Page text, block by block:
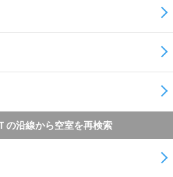
の沿線から空室を再検索